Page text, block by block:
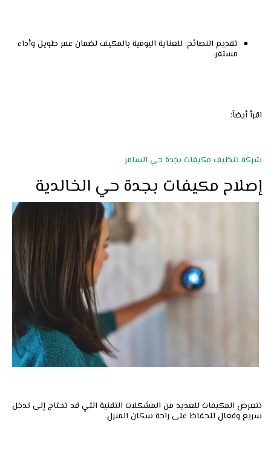
تقديم النصائح: للعناية اليومية بالمكيف لضمان عمر طويل وأداء
مستقر.
اقرأ أيضاً:
شركة تنظيف مكيفات بجدة حي السامر
إصلاح مكيفات بجدة حي الخالدية
تتعرض المكيفات للعديد من المشكلات التقنية التي قد تحتاج إلى تدخل
سريع وفعال للحفاظ على راحة سكان المنزل.